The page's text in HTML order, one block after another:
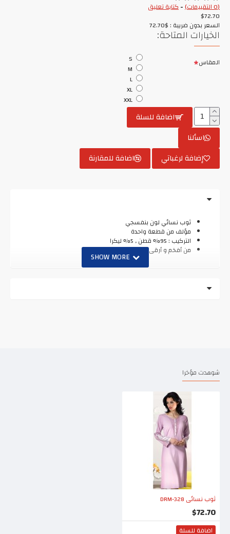
(0 التقييمات) -كتابة تعليق
$72.70
السعر بدون ضريبة : $72.70
الخيارات المتاحة:
المقاس
S
M
L
XL
XXL
اضافة للسلة
اسألنا
إضافة لرغباتي
اضافة للمقارنة
ثوب نسائي لون بنفسجي
مؤلف من قطعة واحدة
التركيب : 95% قطن , 5% ليكرا
من أفخم و أرقى الماركات التركية
شوهدت مؤخرا
ثوب نسائي DRM-328
$72.70
اضافة للسلة